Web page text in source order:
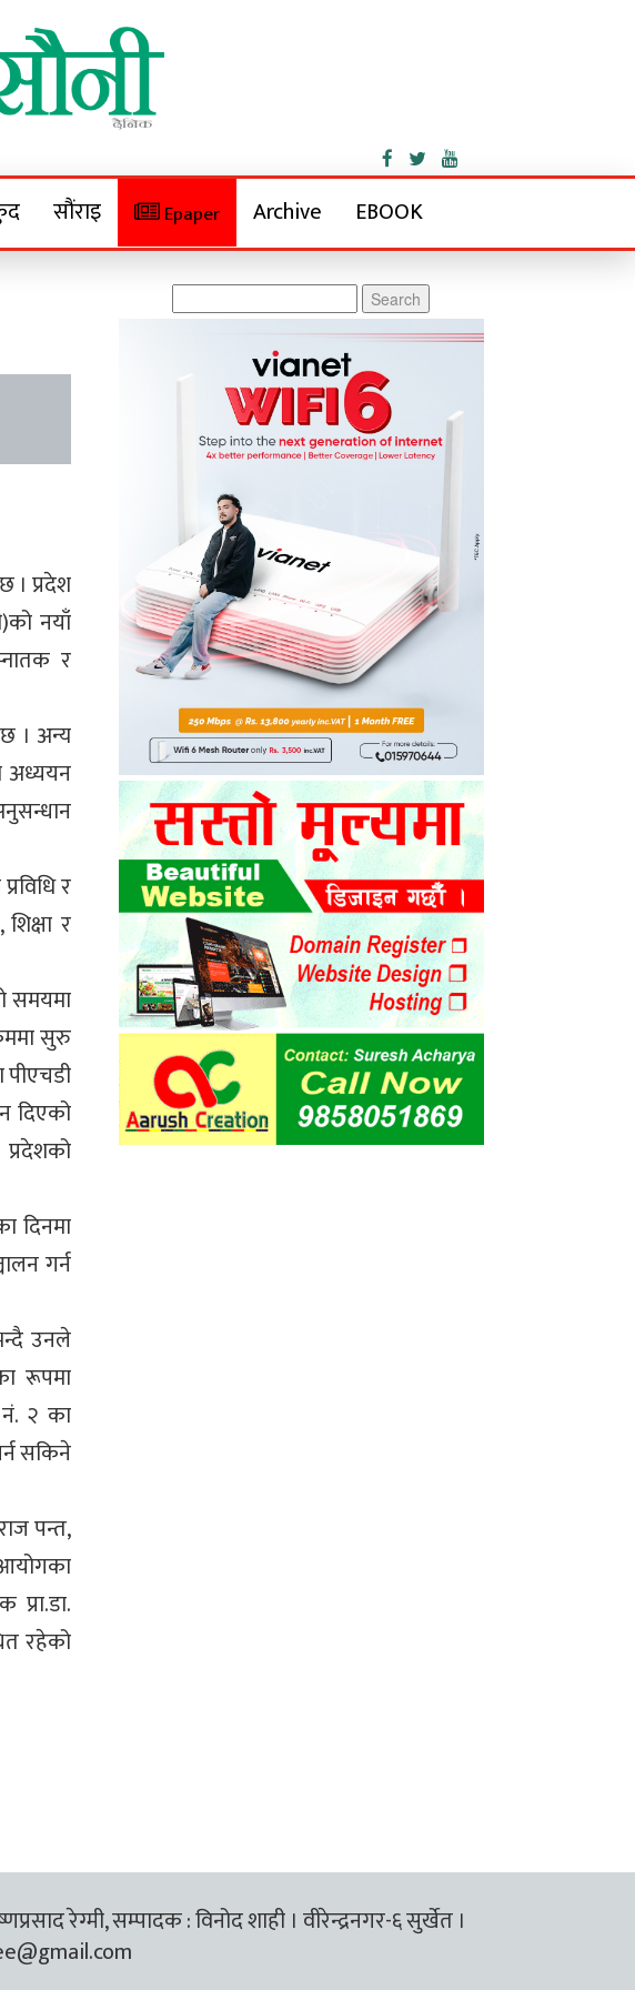
सौंराइ Epaper Archive EBOOK
। प्रदेश
नयाँ
र
। अन्य
अध्ययन
र
र
समयमा
सुरु
पीएचडी
दिएको
दिनमा
गर्न
उनले
रूपमा
नं. २ का
सकिने
पन्त,
आयोगका
प्रा.डा.
रहेको
for:
रेग्मी, सम्पादक : विनोद शाही । वीरेन्द्रनगर-६ सुर्खेत ।